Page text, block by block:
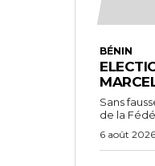
BÉNIN
Sans
de la
6 août 2026